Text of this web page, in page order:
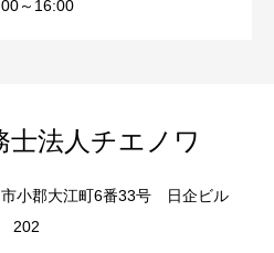
～16:00
士法人チエノワ
小郡大江町6番33号 日企ビル
202